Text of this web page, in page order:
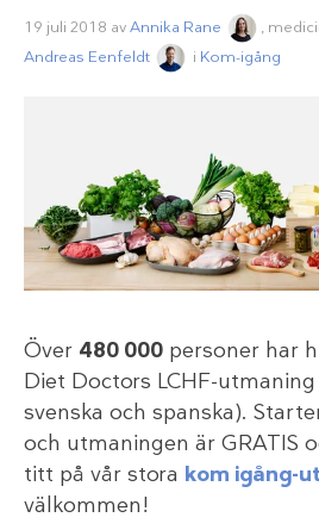
19 juli 2018 avAnnika Rane ,
Andreas Eenfeldt
i Kom-igång
Över 480 000 personer har
Diet Doctors LCHF-
svenska och spanska).
och utmaningen är GRATIS
titt på vår stora kom igång-
välkommen!